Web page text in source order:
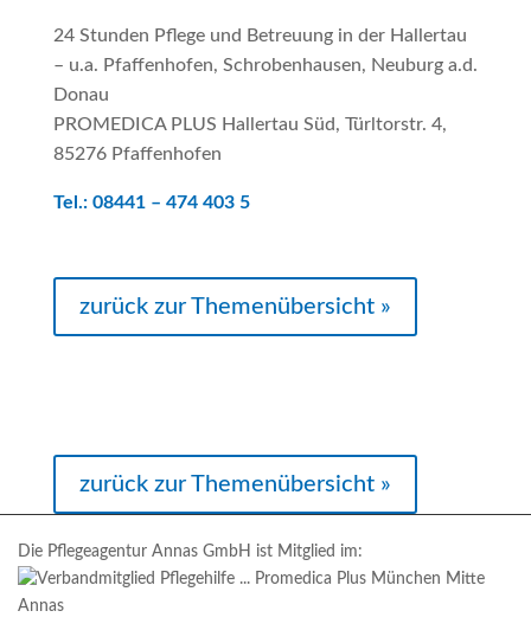
24 Stunden Pflege und Betreuung in der Hallertau
– u.a. Pfaffenhofen, Schrobenhausen, Neuburg a.d.
Donau
PROMEDICA PLUS Hallertau Süd, Türltorstr. 4,
85276 Pfaffenhofen
Tel.: 08441 – 474 403 5
zurück zur Themenübersicht »
zurück zur Themenübersicht »
Die Pflegeagentur Annas GmbH ist Mitglied im: